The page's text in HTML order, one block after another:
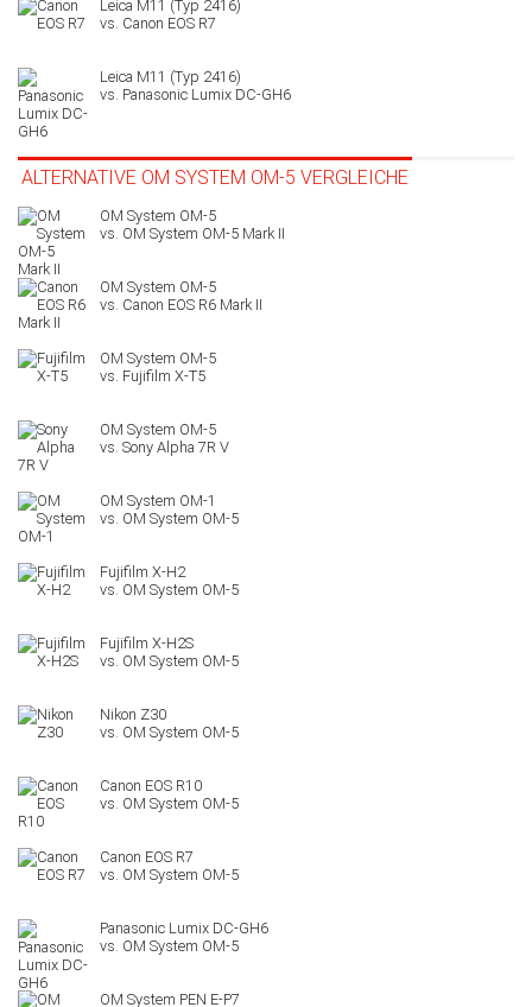
Canon EOS R7
Panasonic Lumix DC-GH6
ALTERNATIVE OM SYSTEM OM-5 VERGLEICHE
OM System OM-5 Mark II
Canon EOS R6 Mark II
Fujifilm X-T5
Sony Alpha 7R V
OM System OM-1
Fujifilm X-H2
Fujifilm X-H2S
Nikon Z30
Canon EOS R10
Canon EOS R7
Panasonic Lumix DC-GH6
OM System PEN E-P7